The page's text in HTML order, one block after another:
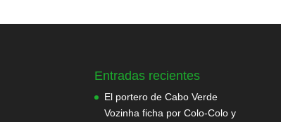
Entradas recientes
El portero de Cabo Verde
Vozinha ficha por Colo-Colo y